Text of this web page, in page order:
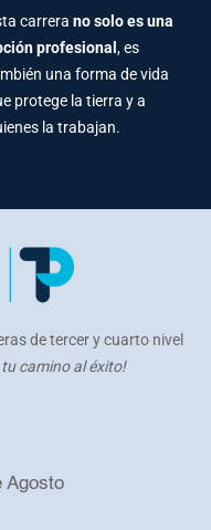
carrera no solo es una
profesional , es
una forma de vida
protege la tierra y a
la trabajan.
de tercer y cuarto nivel
tu camino al éxito!
Agosto